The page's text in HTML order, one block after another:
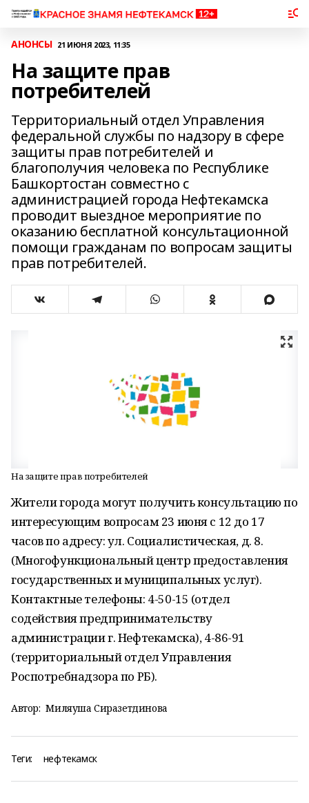
АНОНСЫ 21 ИЮНЯ 2023, 11:35
На защите прав
потребителей
Территориальный отдел Управления
федеральной службы по надзору в сфере
защиты прав потребителей и
благополучия человека по Республике
Башкортостан совместно с
администрацией города Нефтекамска
проводит выездное мероприятие по
оказанию бесплатной консультационной
помощи гражданам по вопросам защиты
прав потребителей.
На защите прав потребителей
Жители города могут получить консультацию по
интересующим вопросам 23 июня с 12 до 17
часов по адресу: ул. Социалистическая, д. 8.
(Многофункциональный центр предоставления
государственных и муниципальных услуг).
Контактные телефоны: 4-50-15 (отдел
содействия предпринимательству
администрации г. Нефтекамска), 4-86-91
(территориальный отдел Управления
Роспотребнадзора по РБ).
Автор: Миляуша Сиразетдинова
Теги: нефтекамск